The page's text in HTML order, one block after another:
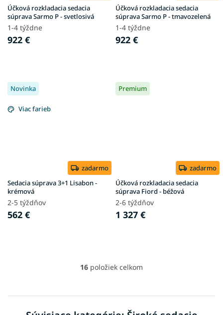
Účková rozkladacia sedacia
súprava Sarmo P - svetlosivá
1-4 týždne
922 €
Účková rozkladacia sedacia
súprava Sarmo P - tmavozelená
1-4 týždne
922 €
Novinka
Viac farieb
zadarmo
Sedacia súprava 3+1 Lisabon -
krémová
2-5 týždňov
562 €
Premium
zadarmo
Účková rozkladacia sedacia
súprava Fiord - béžová
2-6 týždňov
1 327 €
O
á
d
16 položiek celkom